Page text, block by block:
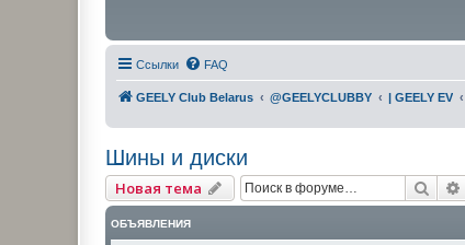
Ссылки FAQ
GEELY Club Belarus @GEELYCLUBBY | GEELY EV
Шины и диски
Новая тема Поиск
ОБЪЯВЛЕНИЯ